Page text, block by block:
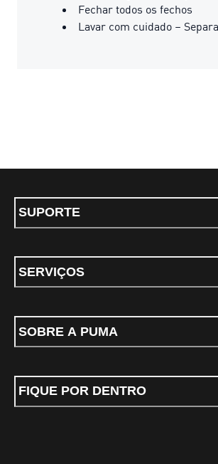
Fechar todos os fechos
Lavar com cuidado –
SUPORTE
SERVIÇOS
SOBRE A PUMA
FIQUE POR DENTRO